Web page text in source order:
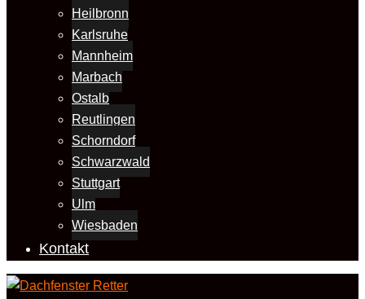
Heilbronn
Karlsruhe
Mannheim
Marbach
Ostalb
Reutlingen
Schorndorf
Schwarzwald
Stuttgart
Ulm
Wiesbaden
Kontakt